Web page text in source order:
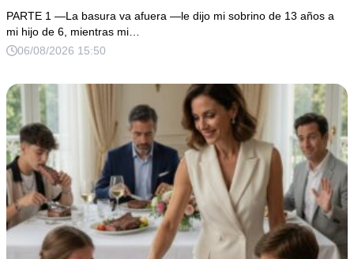
mirada y mi hermana siguió tomando café como si nada.
Yo asentí, abracé a mi niño y me fui sin reclamar. Pero al
cancelar el depósito mensual descubrí que llevaba años
de humillarlo.
PARTE 1 —La basura va afuera —le dijo mi sobrino de 13 años a
mi hijo de 6, mientras mi…
06/08/2026 15:50